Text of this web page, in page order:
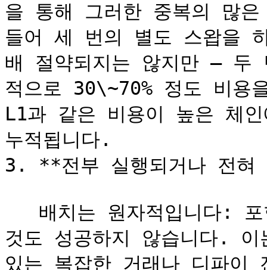
을 통해 그러한 중복의 많
들어 세 번의 별도 스왑을
배 절약되지는 않지만 — 두
적으로 30\~70% 정도 비용
L1과 같은 비용이 높은 체
누적됩니다.
3. **전부 실행되거나 전혀
것도 성공하지 않습니다.
있는 복잡한 거래나 디파이